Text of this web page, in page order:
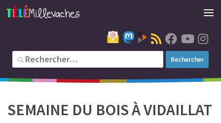
SEMAINE DU BOIS À VIDAILLAT